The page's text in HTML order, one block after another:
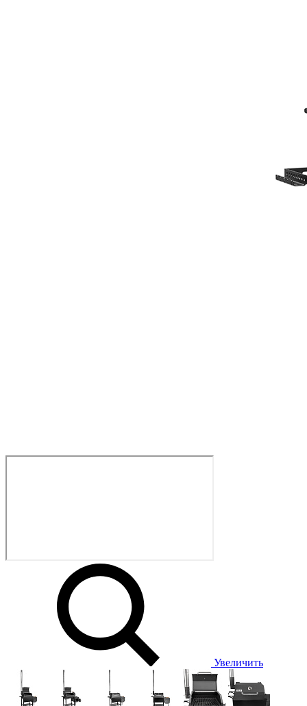
Увеличить